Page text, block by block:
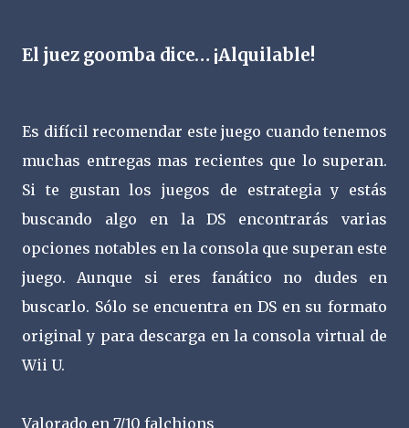
El juez goomba dice… ¡Alquilable!
Es difícil recomendar este juego cuando tenemos
muchas entregas mas recientes que lo superan.
Si te gustan los juegos de estrategia y estás
buscando algo en la DS encontrarás varias
opciones notables en la consola que superan este
juego. Aunque si eres fanático no dudes en
buscarlo. Sólo se encuentra en DS en su formato
original y para descarga en la consola virtual de
Wii U.
Valorado en 7/10 falchions